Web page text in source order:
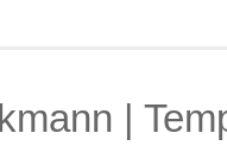
|